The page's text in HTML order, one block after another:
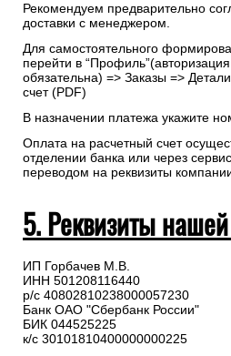
Рекомендуем предварительно
доставки с менеджером.
Для самостоятельного
перейти в
обязательна) => Заказы =>
счет (PDF)
В назначении платежа укажите
Оплата на расчетный счет
отделении банка или через
переводом на реквизиты
5. Реквизиты
ИП Горбачев М.В.
ИНН 501208116440
р/с 40802810238000057230
Банк ОАО "Сбербанк России"
БИК 044525225
к/с 30101810400000000225